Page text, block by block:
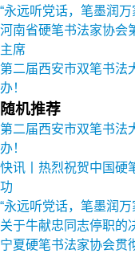
“永远听党话，笔墨润
河南省硬笔书法家协会
主席
第二届西安市双笔书法
办！
随机推荐
第二届西安市双笔书法
办！
快讯丨热烈祝贺中国硬
功
“永远听党话，笔墨润
关于牛献忠同志停职的
宁夏硬笔书法家协会贯